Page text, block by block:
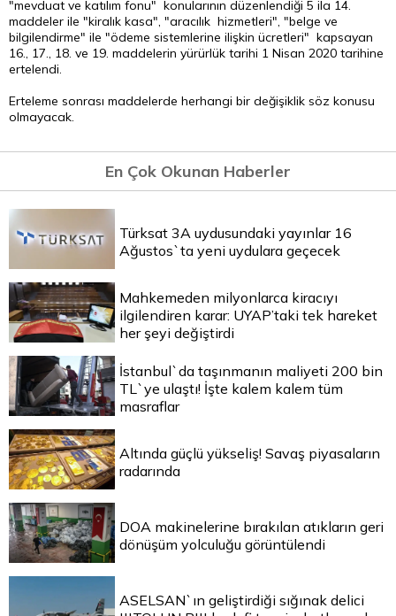
"mevduat ve katılım fonu" konularının düzenlendiği 5 ila 14.
maddeler ile "kiralık kasa", "aracılık hizmetleri", "belge ve
bilgilendirme" ile "ödeme sistemlerine ilişkin ücretleri" kapsayan
16., 17., 18. ve 19. maddelerin yürürlük tarihi 1 Nisan 2020 tarihine
ertelendi.
Erteleme sonrası maddelerde herhangi bir değişiklik söz konusu
olmayacak.
En Çok Okunan Haberler
Türksat 3A uydusundaki yayınlar 16
Ağustos`ta yeni uydulara geçecek
Mahkemeden milyonlarca kiracıyı
ilgilendiren karar: UYAP’taki tek hareket
her şeyi değiştirdi
İstanbul`da taşınmanın maliyeti 200 bin
TL`ye ulaştı! İşte kalem kalem tüm
masraflar
Altında güçlü yükseliş! Savaş piyasaların
radarında
DOA makinelerine bırakılan atıkların geri
dönüşüm yolculuğu görüntülendi
ASELSAN`ın geliştirdiği sığınak delici